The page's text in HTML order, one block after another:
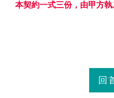
本契約一式三份，由甲方執
回